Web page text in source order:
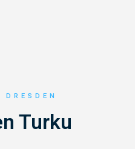
Turku